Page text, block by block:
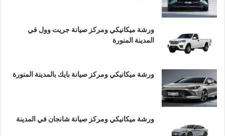
ورشة ميكانيكي ومركز صيانة جريت وول في
المدينة المنورة
ورشة ميكانيكي ومركز صيانة بايك بالمدينة المنورة
ورشة ميكانيكي ومركز صيانة شانجان في المدينة